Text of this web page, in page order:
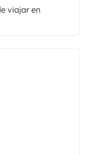
viajar en